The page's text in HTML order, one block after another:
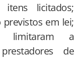
licitados;
em lei;
limitaram a
de